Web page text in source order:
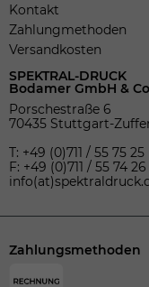
Kontakt
Zahlungmethoden
Versandkosten
SPEKTRAL-DRUCK
Bodamer GmbH &
Porschestraße 6
70435 Stuttgart-
T: +49 (0)711 / 55 75 25
F: +49 (0)711 / 55 74 26
Zahlungsmethoden